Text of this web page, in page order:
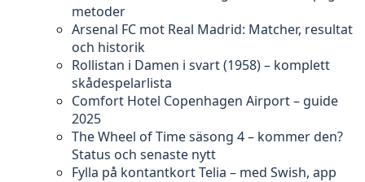
metoder
Arsenal FC mot Real Madrid: Matcher, resultat
och historik
Rollistan i Damen i svart (1958) – komplett
skådespelarlista
Comfort Hotel Copenhagen Airport – guide
2025
The Wheel of Time säsong 4 – kommer den?
Status och senaste nytt
Fylla på kontantkort Telia – med Swish, app